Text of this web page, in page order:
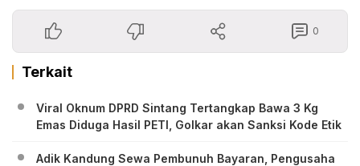
0
Terkait
Viral Oknum DPRD Sintang Tertangkap Bawa 3 Kg
Emas Diduga Hasil PETI, Golkar akan Sanksi Kode Etik
Adik Kandung Sewa Pembunuh Bayaran, Pengusaha